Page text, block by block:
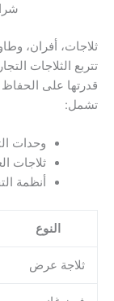
ثلاجات، أفران،
تتربع الثلاجات
قدرتها على الحفاظ
تشمل:
وحدات
ثلاجات
أنظمة
النوع
ثلاجة عرض